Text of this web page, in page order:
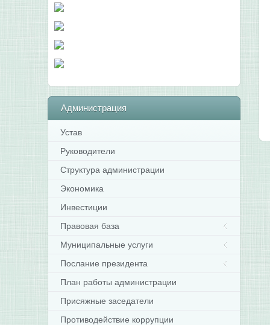
Администрация
Устав
Руководители
Структура администрации
Экономика
Инвестиции
Правовая база
Муниципальные услуги
Послание президента
План работы администрации
Присяжные заседатели
Противодействие коррупции